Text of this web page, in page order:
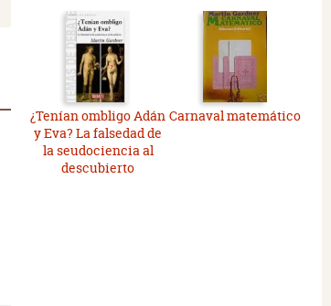
¿Tenían ombligo Adán
y Eva? La falsedad de
la seudociencia al
descubierto
Carnaval matemático